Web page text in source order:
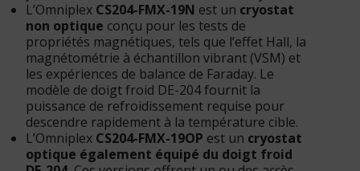
L’Omniplex CS204-FMX-19N est un cryostat
non optique conçu pour les tests de
propriétés magnétiques, tels que l’effet Hall, la
magnétométrie à échantillon vibrant (VSM) et
les expériences de balance de Faraday. Le
modèle de doigt froid DE-204 fournit la
puissance de refroidissement requise pour
descendre rapidement à la température cible.
L’Omniplex CS204-FMX-19OP est un cryostat
optique également équipé du doigt froid